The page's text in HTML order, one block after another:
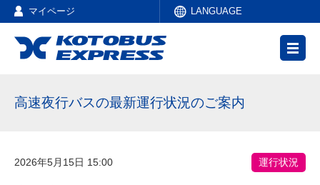
LANGUAGE
マイページ
高速夜行バスの最新運行状況のご案内
2026年5月15日 15:00 運行状況